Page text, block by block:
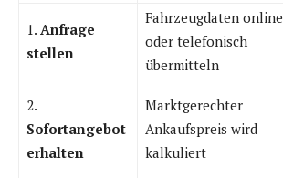
1. Anfrage
stellen
Fahrzeugdaten online
oder telefonisch
übermitteln
2.
Sofortangebot
erhalten
Marktgerechter
Ankaufspreis wird
kalkuliert